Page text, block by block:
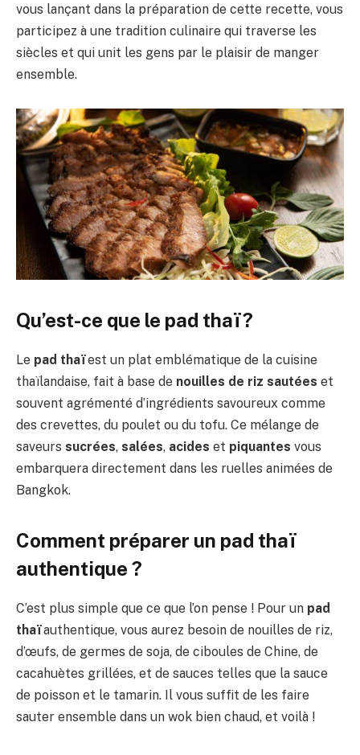
vous lançant dans la préparation de cette recette, vous
participez à une tradition culinaire qui traverse les
siècles et qui unit les gens par le plaisir de manger
ensemble.
Qu’est-ce que le pad thaï ?
Le pad thaïest un plat emblématique de la cuisine
thaïlandaise, fait à base de nouilles de riz sautées et
souvent agrémenté d’ingrédients savoureux comme
des crevettes, du poulet ou du tofu. Ce mélange de
saveurs sucrées, salées, acides et piquantes vous
embarquera directement dans les ruelles animées de
Bangkok.
Comment préparer un pad thaï
authentique ?
C’est plus simple que ce que l’on pense ! Pour un pad
thaïauthentique, vous aurez besoin de nouilles de riz,
d’œufs, de germes de soja, de ciboules de Chine, de
cacahuètes grillées, et de sauces telles que la sauce
de poisson et le tamarin. Il vous suffit de les faire
sauter ensemble dans un wok bien chaud, et voilà !